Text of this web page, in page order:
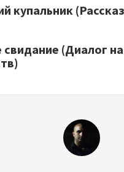
купальник
свидание (Диалог